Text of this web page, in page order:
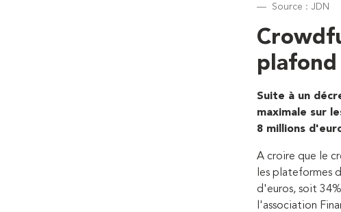
Source : JDN
Suite à un
maximale sur
8 millions
A croire que le
les plateformes
d'euros, soit
l'association